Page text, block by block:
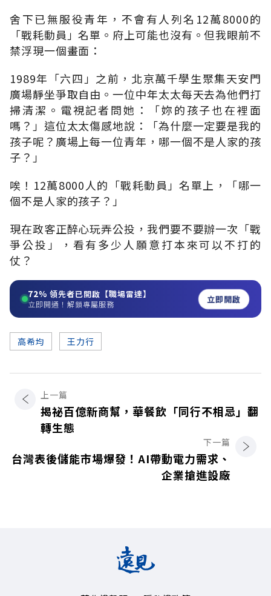
舍下已無服役青年，不會有人列名12萬8000的
「戰耗動員」名單。府上可能也沒有。但我眼前不
禁浮現一個畫面：
1989年「六四」之前，北京萬千學生聚集天安門
廣場靜坐爭取自由。一位中年太太每天去為他們打
掃清潔。電視記者問她：「妳的孩子也在裡面
嗎？」這位太太傷感地說：「為什麼一定要是我的
孩子呢？廣場上每一位青年，哪一個不是人家的孩
子？」
唉！12萬8000人的「戰耗動員」名單上，「哪一
個不是人家的孩子？」
現在政客正醉心玩弄公投，我們要不要辦一次「戰
爭公投」，看有多少人願意打本來可以不打的
仗？
72% 領先者已開啟【職場雷達】
立即開通！解鎖專屬服務 立即開啟
高希均 王力行
上一篇
揭祕百億新商幫，華餐飲「同行不相忌」翻
轉生態
下一篇
台灣表後儲能市場爆發！AI帶動電力需求、
企業搶進設廠